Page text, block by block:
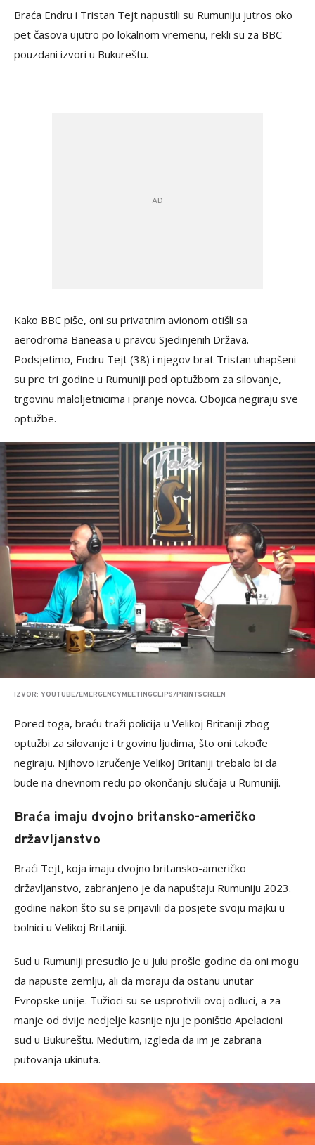
Braća Endru i Tristan Tejt napustili su Rumuniju jutros oko
pet časova ujutro po lokalnom vremenu, rekli su za BBC
pouzdani izvori u Bukureštu.
Kako BBC piše, oni su privatnim avionom otišli ​​sa
aerodroma Baneasa u pravcu Sjedinjenih Država.
Podsjetimo, Endru Tejt (38) i njegov brat Tristan uhapšeni
su pre tri godine u Rumuniji pod optužbom za silovanje,
trgovinu maloljetnicima i pranje novca. Obojica negiraju sve
optužbe.
IZVOR: YOUTUBE/EMERGENCYMEETINGCLIPS/PRINTSCREEN
Pored toga, braću traži policija u Velikoj Britaniji zbog
optužbi za silovanje i trgovinu ljudima, što oni takođe
negiraju. Njihovo izručenje Velikoj Britaniji trebalo bi da
bude na dnevnom redu po okončanju slučaja u Rumuniji.
Braća imaju dvojno britansko-američko
državljanstvo
Braći Tejt, koja imaju dvojno britansko-američko
državljanstvo, zabranjeno je da napuštaju Rumuniju 2023.
godine nakon što su se prijavili da posjete svoju majku u
bolnici u Velikoj Britaniji.
Sud u Rumuniji presudio je u julu prošle godine da oni mogu
da napuste zemlju, ali da moraju da ostanu unutar
Evropske unije. Tužioci su se usprotivili ovoj odluci, a za
manje od dvije nedjelje kasnije nju je poništio Apelacioni
sud u Bukureštu. Međutim, izgleda da im je zabrana
putovanja ukinuta.